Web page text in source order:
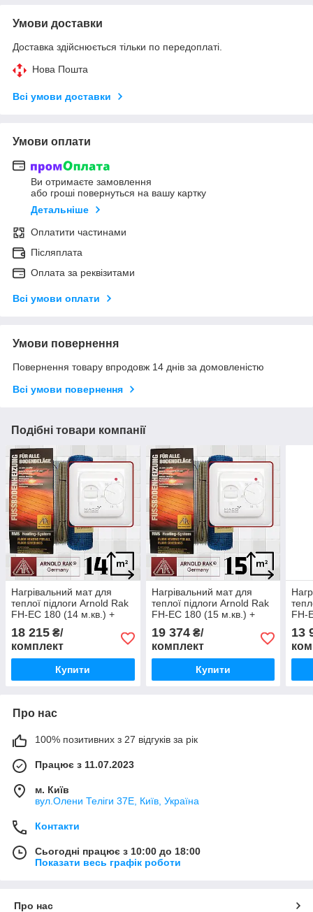
Умови доставки
Доставка здійснюється тільки по передоплаті.
Нова Пошта
Всі умови доставки
Умови оплати
Ви отримаєте замовлення
або гроші повернуться на вашу картку
Детальніше
Оплатити частинами
Післяплата
Оплата за реквізитами
Всі умови оплати
Умови повернення
Повернення товару впродовж 14 днів за домовленістю
Всі умови повернення
Подібні товари компанії
Нагрівальний мат для
теплої підлоги Arnold Rak
FH-EC 180 (14 м.кв.) +
MACO TF1640
18 215 ₴/
комплект
Купити
Нагрівальний мат для
теплої підлоги Arnold Rak
FH-EC 180 (15 м.кв.) +
MACO TF1640
19 374₴/
комплект
Купити
FH-
13
Про нас
100% позитивних з 27 відгуків за рік
Працює з 11.07.2023
м. Київ
вул.Олени Теліги 37Е, Київ, Україна
Контакти
Сьогодні працює з 10:00 до 18:00
Показати весь графік роботи
Про нас